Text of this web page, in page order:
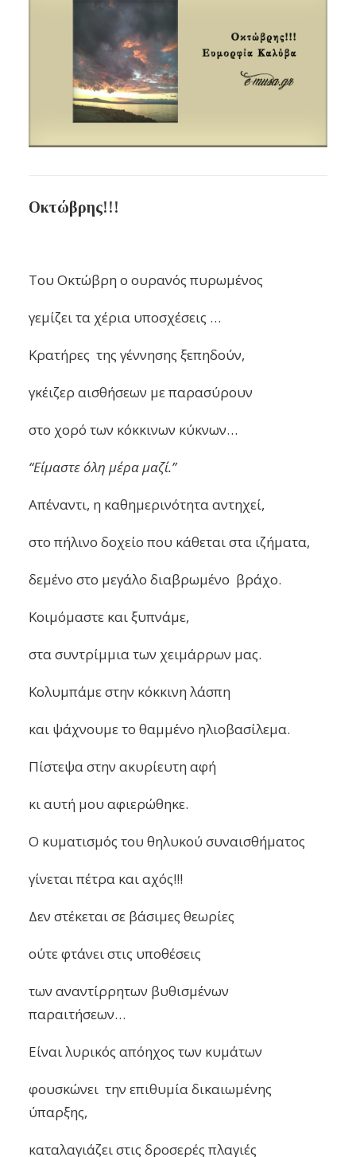
Οκτώβρης!!!
Του Οκτώβρη ο ουρανός πυρωμένος
γεμίζει τα χέρια υποσχέσεις …
Κρατήρες της γέννησης ξεπηδούν,
γκέιζερ αισθήσεων με παρασύρουν
στο χορό των κόκκινων κύκνων…
“Είμαστε όλη μέρα μαζί.”
Απέναντι, η καθημερινότητα αντηχεί,
στο πήλινο δοχείο που κάθεται στα ιζήματα,
δεμένο στο μεγάλο διαβρωμένο βράχο.
Κοιμόμαστε και ξυπνάμε,
στα συντρίμμια των χειμάρρων μας.
Κολυμπάμε στην κόκκινη λάσπη
και ψάχνουμε το θαμμένο ηλιοβασίλεμα.
Πίστεψα στην ακυρίευτη αφή
κι αυτή μου αφιερώθηκε.
Ο κυματισμός του θηλυκού συναισθήματος
γίνεται πέτρα και αχός!!!
Δεν στέκεται σε βάσιμες θεωρίες
ούτε φτάνει στις υποθέσεις
των αναντίρρητων βυθισμένων
παραιτήσεων…
Είναι λυρικός απόηχος των κυμάτων
φουσκώνει την επιθυμία δικαιωμένης
ύπαρξης,
καταλαγιάζει στις δροσερές πλαγιές